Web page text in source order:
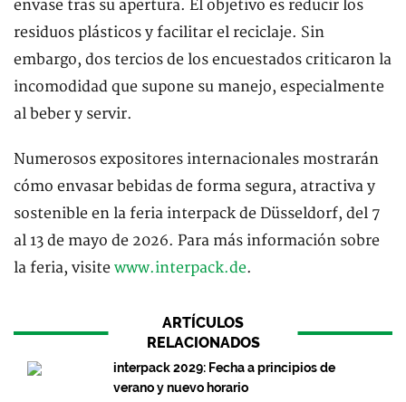
envase tras su apertura. El objetivo es reducir los
residuos plásticos y facilitar el reciclaje. Sin
embargo, dos tercios de los encuestados criticaron la
incomodidad que supone su manejo, especialmente
al beber y servir.
Numerosos expositores internacionales mostrarán
cómo envasar bebidas de forma segura, atractiva y
sostenible en la feria interpack de Düsseldorf, del 7
al 13 de mayo de 2026. Para más información sobre
la feria, visite www.interpack.de.
ARTÍCULOS
RELACIONADOS
interpack 2029: Fecha a principios de
verano y nuevo horario